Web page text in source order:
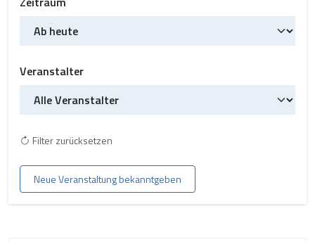
Veranstalter
Filter zurücksetzen
Neue Veranstaltung bekanntgeben